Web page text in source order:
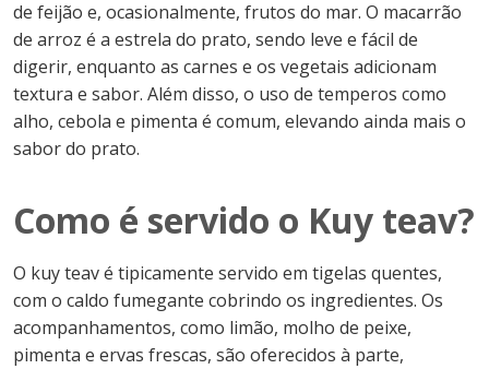
de feijão e, ocasionalmente, frutos do mar. O macarrão
de arroz é a estrela do prato, sendo leve e fácil de
digerir, enquanto as carnes e os vegetais adicionam
textura e sabor. Além disso, o uso de temperos como
alho, cebola e pimenta é comum, elevando ainda mais o
sabor do prato.
Como é servido o Kuy teav?
O kuy teav é tipicamente servido em tigelas quentes,
com o caldo fumegante cobrindo os ingredientes. Os
acompanhamentos, como limão, molho de peixe,
pimenta e ervas frescas, são oferecidos à parte,